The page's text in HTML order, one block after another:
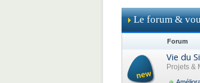
Le forum &
Forum
Vie du
Projets &